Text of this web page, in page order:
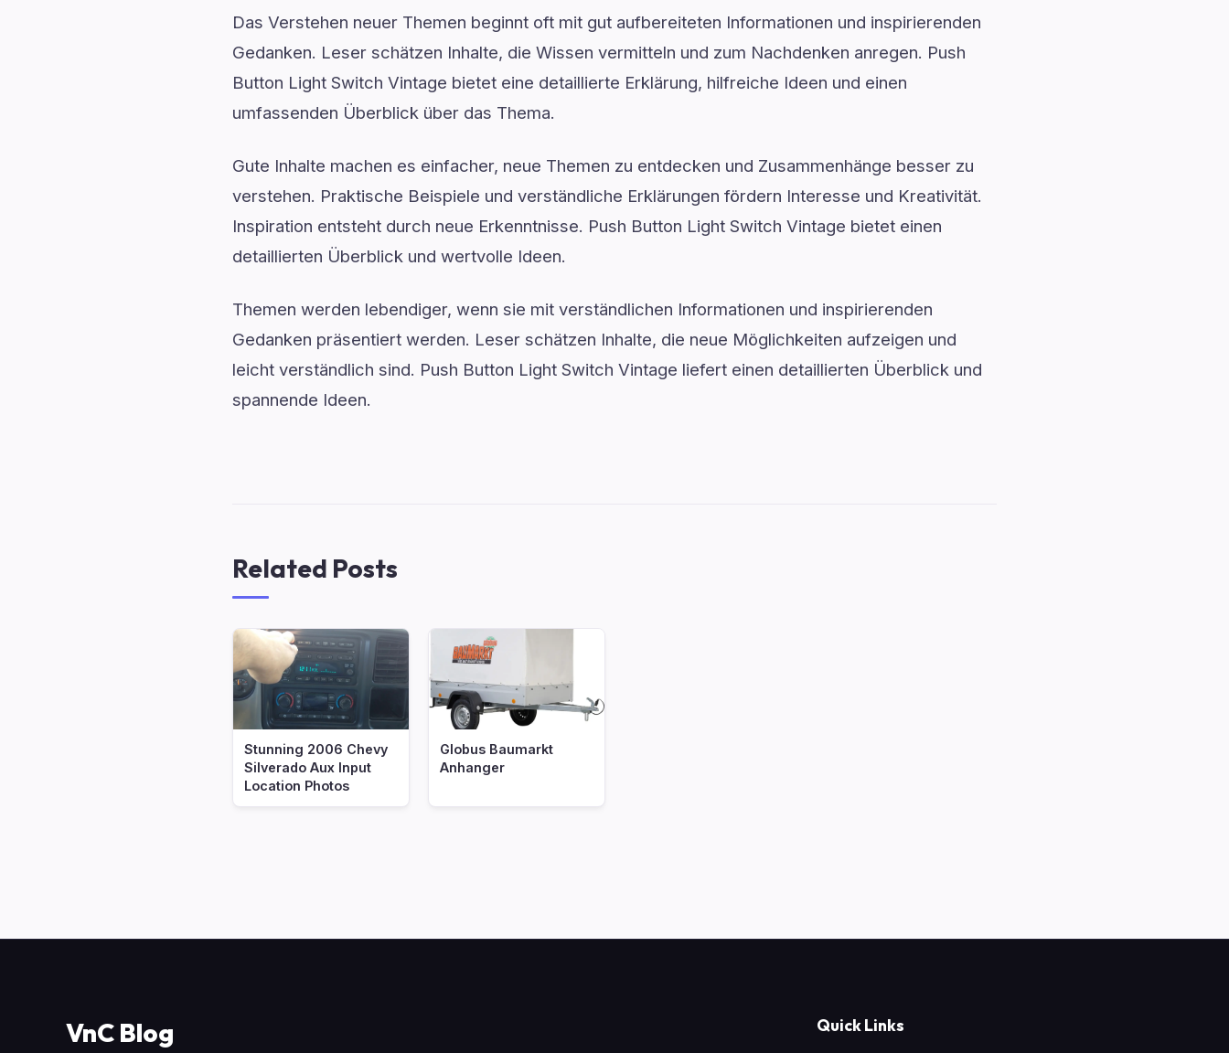
Das Verstehen neuer Themen beginnt oft mit gut aufbereiteten Informationen und inspirierenden
Gedanken. Leser schätzen Inhalte, die Wissen vermitteln und zum Nachdenken anregen. Push
Button Light Switch Vintage bietet eine detaillierte Erklärung, hilfreiche Ideen und einen
umfassenden Überblick über das Thema.
Gute Inhalte machen es einfacher, neue Themen zu entdecken und Zusammenhänge besser zu
verstehen. Praktische Beispiele und verständliche Erklärungen fördern Interesse und Kreativität.
Inspiration entsteht durch neue Erkenntnisse. Push Button Light Switch Vintage bietet einen
detaillierten Überblick und wertvolle Ideen.
Themen werden lebendiger, wenn sie mit verständlichen Informationen und inspirierenden
Gedanken präsentiert werden. Leser schätzen Inhalte, die neue Möglichkeiten aufzeigen und
leicht verständlich sind. Push Button Light Switch Vintage liefert einen detaillierten Überblick und
spannende Ideen.
Related Posts
Stunning 2006 Chevy
Silverado Aux Input
Location Photos
Globus Baumarkt
Anhanger
VnC Blog Quick Links